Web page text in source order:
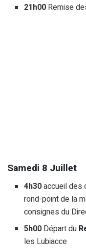
21h00 Remise
Samedi 8 Juillet
4h30accueil des
rond-point de la
consignes du
5h00 Départ du
les Lubiacce